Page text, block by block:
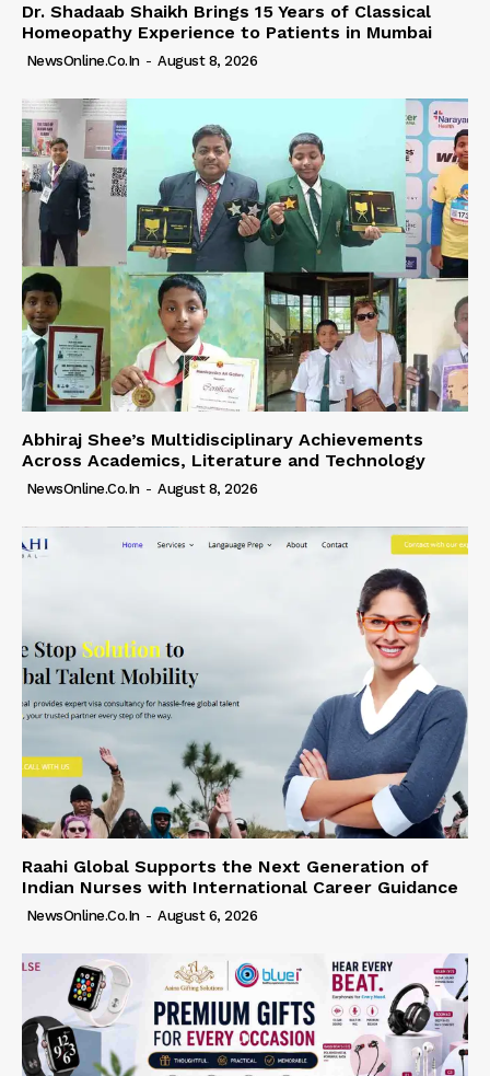
Dr. Shadaab Shaikh Brings 15 Years of Classical
Homeopathy Experience to Patients in Mumbai
NewsOnline.co.in - August 8, 2026
Abhiraj Shee’s Multidisciplinary Achievements
Across Academics, Literature and Technology
NewsOnline.co.in - August 8, 2026
Raahi Global Supports the Next Generation of
Indian Nurses with International Career Guidance
NewsOnline.co.in - August 6, 2026